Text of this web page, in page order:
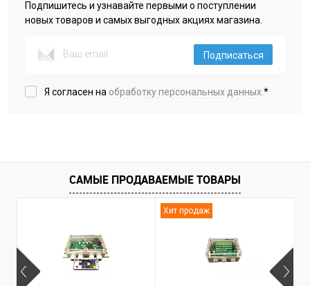
Подпишитесь и узнавайте первыми о поступлении
новых товаров и самых выгодных акциях магазина.
Подписаться
Я согласен на обработку персональных данных.*
САМЫЕ ПРОДАВАЕМЫЕ ТОВАРЫ
Хит продаж